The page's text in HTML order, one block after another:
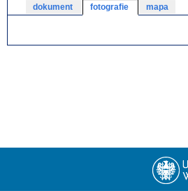
dokument fotografie mapa